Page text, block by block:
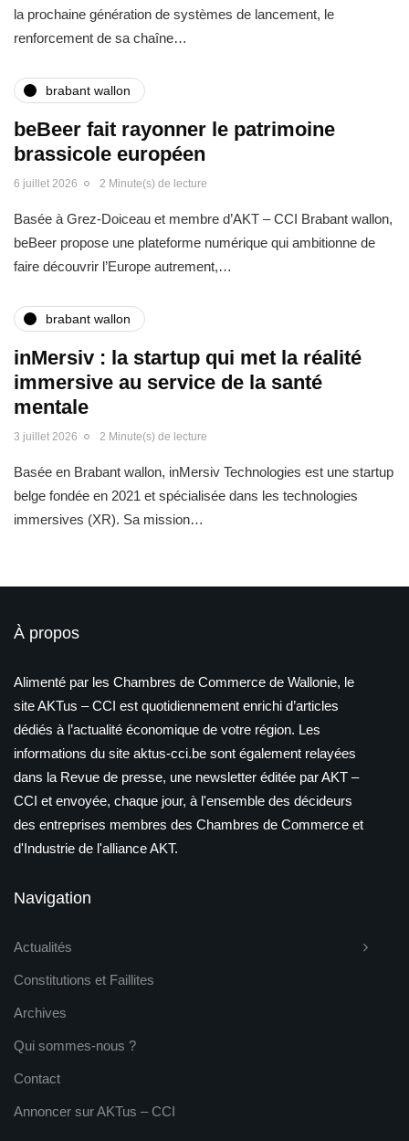
la prochaine génération de systèmes de lancement, le
renforcement de sa chaîne…
brabant wallon
beBeer fait rayonner le patrimoine
brassicole européen
6 juillet 2026 2 Minute(s) de lecture
Basée à Grez-Doiceau et membre d’AKT – CCI Brabant wallon,
beBeer propose une plateforme numérique qui ambitionne de
faire découvrir l’Europe autrement,…
brabant wallon
inMersiv : la startup qui met la réalité
immersive au service de la santé
mentale
3 juillet 2026 2 Minute(s) de lecture
Basée en Brabant wallon, inMersiv Technologies est une startup
belge fondée en 2021 et spécialisée dans les technologies
immersives (XR). Sa mission…
À propos
Alimenté par les Chambres de Commerce de Wallonie, le
site AKTus – CCI est quotidiennement enrichi d’articles
dédiés à l’actualité économique de votre région. Les
informations du site aktus-cci.be sont également relayées
dans la Revue de presse, une newsletter éditée par AKT –
CCI et envoyée, chaque jour, à l'ensemble des décideurs
des entreprises membres des Chambres de Commerce et
d'Industrie de l'alliance AKT.
Navigation
Actualités
Constitutions et Faillites
Archives
Qui sommes-nous ?
Contact
Annoncer sur AKTus – CCI